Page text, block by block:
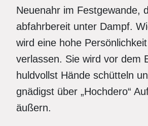
Neuenahr im Festgewande,
abfahrbereit unter Dampf.
wird eine hohe
verlassen. Sie wird vor dem
huldvollst Hände schütteln
gnädigst über „Hochdero“
äußern.